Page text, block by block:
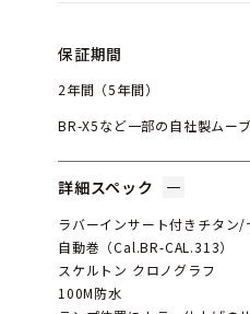
保証期間
2年間（5年間）
BR-X5など一部の自社製ムー
詳細スペック
ラバーインサート付きチタン
自動巻（Cal.BR-CAL.313）
スケルトン クロノグラフ
100M防水